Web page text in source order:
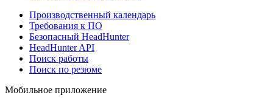
Производственный календарь
Требования к ПО
Безопасный HeadHunter
HeadHunter API
Поиск работы
Поиск по резюме
Мобильное приложение